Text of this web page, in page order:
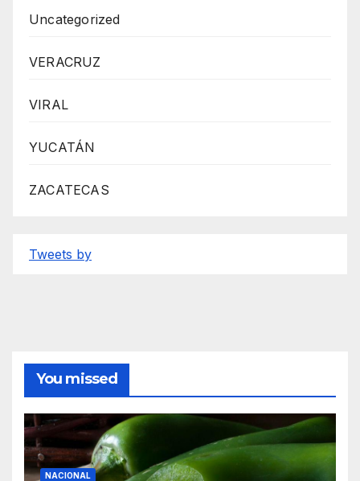
Uncategorized
VERACRUZ
VIRAL
YUCATÁN
ZACATECAS
Tweets by
You missed
NACIONAL